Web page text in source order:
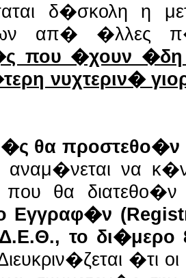
δ�σκολη η
απ� �λλες
που �χουν
νυχτεριν�
θα προστεθο�ν
αναμ�νεται να
που θα διατεθο�ν
Εγγραφ�ν
το
�τι